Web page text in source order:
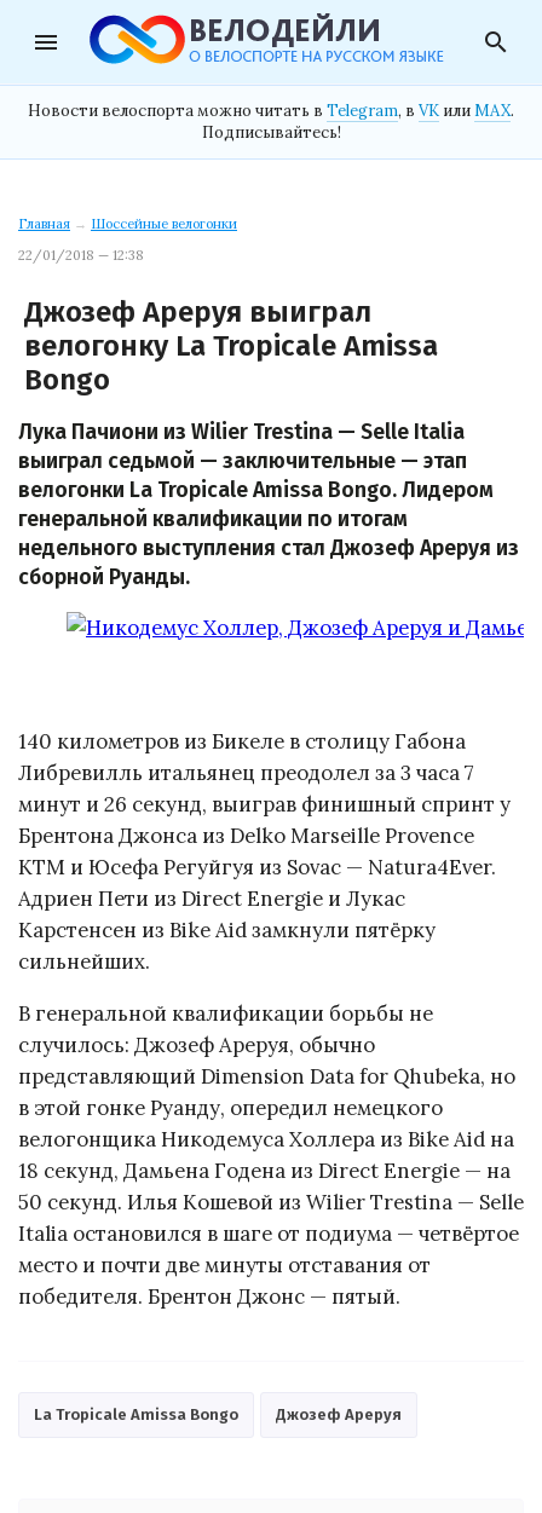
menu search
Новости велоспорта можно читать в Telegram, в VK илиMAX.
Подписывайтесь!
Главная → Шоссейные велогонки
22/01/2018 — 12:38
Джозеф Ареруя выиграл
велогонку La Tropicale Amissa
Bongo
Лука Пачиони из Wilier Trestina — Selle Italia
выиграл седьмой — заключительные — этап
велогонки La Tropicale Amissa Bongo. Лидером
генеральной квалификации по итогам
недельного выступления стал Джозеф Ареруя из
сборной Руанды.
140 километров из Бикеле в столицу Габона
Либревилль итальянец преодолел за 3 часа 7
минут и 26 секунд, выиграв финишный спринт у
Брентона Джонса из Delko Marseille Provence
KTM и Юсефа Регуйгуя из Sovac — Natura4Ever.
Адриен Пети из Direct Energie и Лукас
Карстенсен из Bike Aid замкнули пятёрку
сильнейших.
В генеральной квалификации борьбы не
случилось: Джозеф Ареруя, обычно
представляющий Dimension Data for Qhubeka, но
в этой гонке Руанду, опередил немецкого
велогонщика Никодемуса Холлера из Bike Aid на
18 секунд, Дамьена Годена из Direct Energie — на
50 секунд. Илья Кошевой из Wilier Trestina — Selle
Italia остановился в шаге от подиума — четвёртое
место и почти две минуты отставания от
победителя. Брентон Джонс — пятый.
La Tropicale Amissa Bongo Джозеф Ареруя